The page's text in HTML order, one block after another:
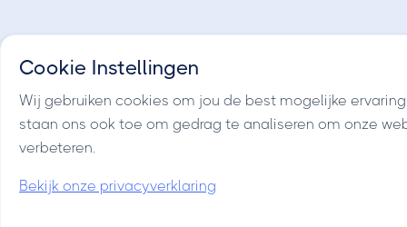
Cookie Instellingen
Wij gebruiken cookies om jou de best mogelijke
staan ons ook toe om gedrag te analiseren om onze
verbeteren.
Bekijk onze privacyverklaring